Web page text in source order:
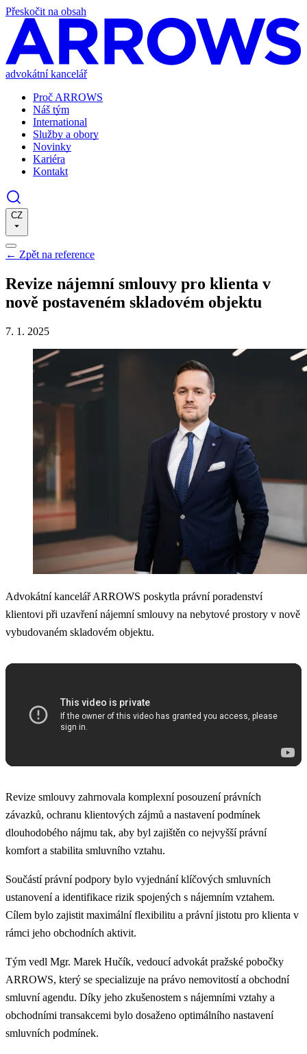
Přeskočit na obsah
advokátní kancelář
Proč ARROWS
Náš tým
International
Služby a obory
Novinky
Kariéra
Kontakt
CZ
← Zpět na reference
Revize nájemní smlouvy pro klienta v
nově postaveném skladovém objektu
7. 1. 2025
Advokátní kancelář ARROWS poskytla právní poradenství
klientovi při uzavření nájemní smlouvy na nebytové prostory v nově
vybudovaném skladovém objektu.
Revize smlouvy zahrnovala komplexní posouzení právních
závazků, ochranu klientových zájmů a nastavení podmínek
dlouhodobého nájmu tak, aby byl zajištěn co nejvyšší právní
komfort a stabilita smluvního vztahu.
Součástí právní podpory bylo vyjednání klíčových smluvních
ustanovení a identifikace rizik spojených s nájemním vztahem.
Cílem bylo zajistit maximální flexibilitu a právní jistotu pro klienta v
rámci jeho obchodních aktivit.
Tým vedl Mgr. Marek Hučík, vedoucí advokát pražské pobočky
ARROWS, který se specializuje na právo nemovitostí a obchodní
smluvní agendu. Díky jeho zkušenostem s nájemními vztahy a
obchodními transakcemi bylo dosaženo optimálního nastavení
smluvních podmínek.